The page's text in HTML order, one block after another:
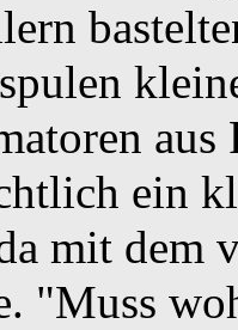
ein
mit dem
"Muss